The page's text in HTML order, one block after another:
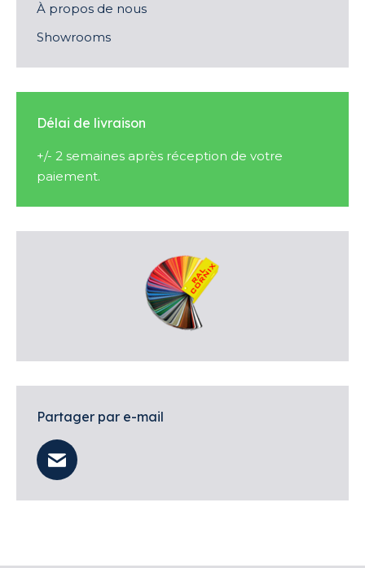
À propos de nous
Showrooms
Délai de livraison
+/- 2 semaines après réception de votre
paiement.
Partager par e-mail